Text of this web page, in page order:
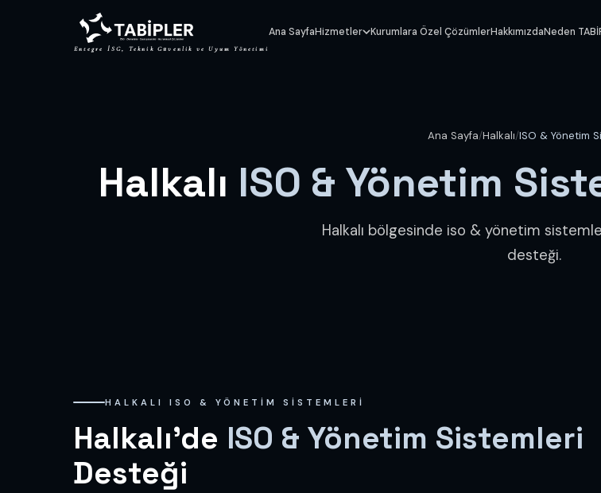
Entegre İSG, Teknik Güvenlik ve Uyum Yönetimi
Ana SayfaHizmetler Kurumlara Özel ÇözümlerHakkımızdaNeden
Ana Sayfa/Halkalı/ISO & Yönetim
Halkalı ISO & Yönetim
Halkalı bölgesinde iso & yönetim
desteği.
HALKALI ISO & YÖNETIM SISTEMLERI
Halkalı'de ISO & Yönetim Sistemleri
Desteği